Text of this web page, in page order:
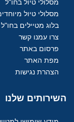
מסלולי טיול בחו"ל
מסלולי טיול
בלוג מטיילים בחו"ל
צרו עמנו קשר
פרסום באתר
מפת האתר
הצהרת נגישות
השירותים שלנו